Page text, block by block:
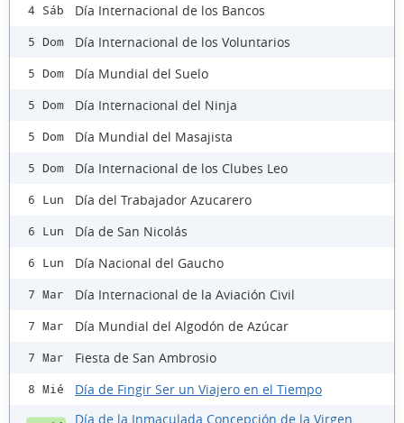
4 Sáb Día Internacional de los Bancos
5 Dom Día Internacional de los Voluntarios
5 Dom Día Mundial del Suelo
5 Dom Día Internacional del Ninja
5 Dom Día Mundial del Masajista
5 Dom Día Internacional de los Clubes Leo
6 Lun Día del Trabajador Azucarero
6 Lun Día de San Nicolás
6 Lun Día Nacional del Gaucho
7 Mar Día Internacional de la Aviación Civil
7 Mar Día Mundial del Algodón de Azúcar
7 Mar Fiesta de San Ambrosio
8 Mié Día de Fingir Ser un Viajero en el Tiempo
Día de la Inmaculada Concepción de la Virgen